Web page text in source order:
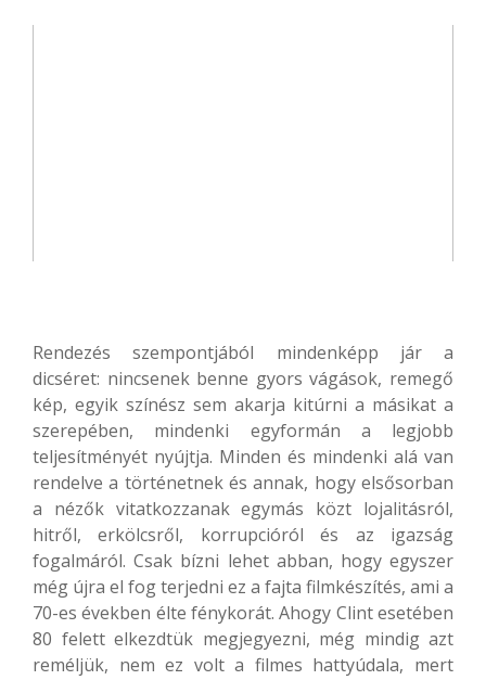
Rendezés szempontjából mindenképp jár a
dicséret: nincsenek benne gyors vágások, remegő
kép, egyik színész sem akarja kitúrni a másikat a
szerepében, mindenki egyformán a legjobb
teljesítményét nyújtja. Minden és mindenki alá van
rendelve a történetnek és annak, hogy elsősorban
a nézők vitatkozzanak egymás közt lojalitásról,
hitről, erkölcsről, korrupcióról és az igazság
fogalmáról. Csak bízni lehet abban, hogy egyszer
még újra el fog terjedni ez a fajta filmkészítés, ami a
70-es években élte fénykorát.Ahogy Clint esetében
80 felett elkezdtük megjegyezni, még mindig azt
reméljük, nem ez volt a filmes hattyúdala, mert